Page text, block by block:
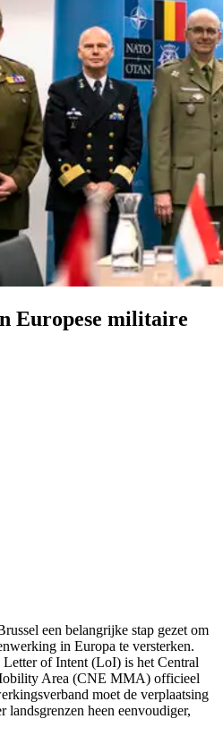
Europese militaire
een belangrijke stap gezet om
in Europa te versterken.
of Intent (LoI) is het Central
Area (CNE MMA) officieel
moet de verplaatsing
landsgrenzen heen eenvoudiger,